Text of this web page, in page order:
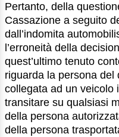
Pertanto, della
Cassazione a seguito
dall’indomita
l’erroneità della
quest’ultimo tenuto
riguarda la persona
collegata ad un veicolo
transitare su qualsiasi
della persona
della persona